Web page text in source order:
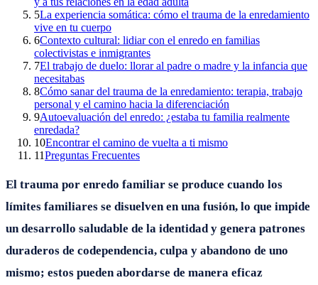
5La experiencia somática: cómo el trauma de la enredamiento
vive en tu cuerpo
6Contexto cultural: lidiar con el enredo en familias
colectivistas e inmigrantes
7El trabajo de duelo: llorar al padre o madre y la infancia que
necesitabas
8Cómo sanar del trauma de la enredamiento: terapia, trabajo
personal y el camino hacia la diferenciación
9Autoevaluación del enredo: ¿estaba tu familia realmente
enredada?
10Encontrar el camino de vuelta a ti mismo
11Preguntas Frecuentes
El trauma por enredo familiar se produce cuando los
límites familiares se disuelven en una fusión, lo que impide
un desarrollo saludable de la identidad y genera patrones
duraderos de codependencia, culpa y abandono de uno
mismo; estos pueden abordarse de manera eficaz